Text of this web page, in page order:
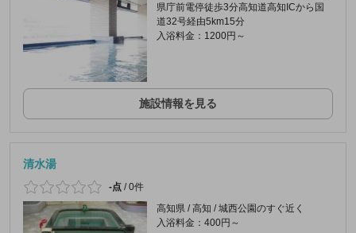
県庁前電停徒歩3分高知道高知ICから国
道32号経由5km15分
入浴料金：1200円～
施設情報を見る
清水湯
-点 /0件
高知県 / 高知 / 城西公園のすぐ近く
入浴料金：400円～